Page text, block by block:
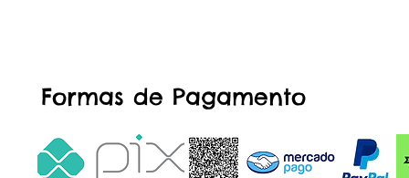
Formas de Pagamento